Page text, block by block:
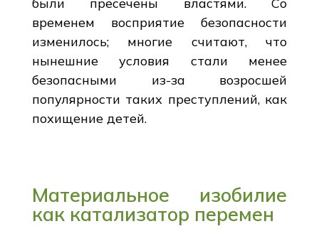
временем восприятие безопасности
изменилось; многие считают, что
нынешние условия стали менее
безопасными из-за возросшей
популярности таких преступлений, как
похищение детей.
Материальное изобилие
как катализатор перемен